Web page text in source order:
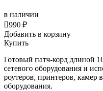
в наличии
990 ₽
Добавить в корзину
Купить
Готовый патч-корд длиной
сетевого оборудования и
роутеров, принтеров, камер
оборудования.